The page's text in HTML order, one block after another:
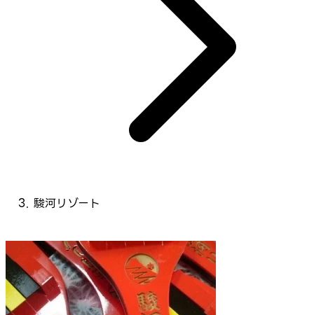
駿河リゾート